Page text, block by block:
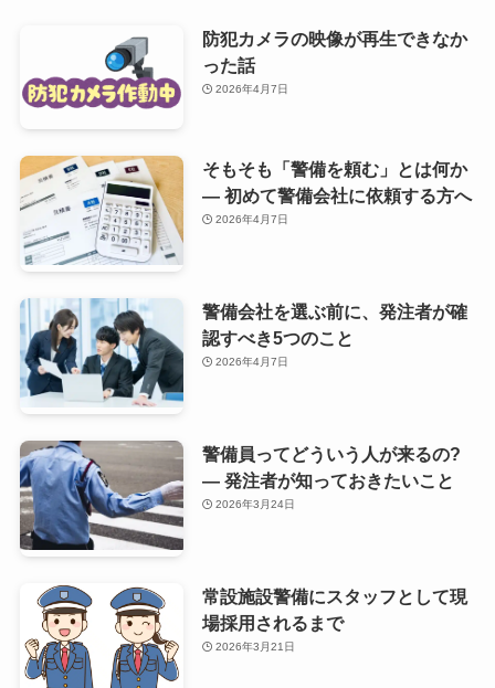
防犯カメラの映像が再生できなか
った話
2026年4月7日
そもそも「警備を頼む」とは何か
— 初めて警備会社に依頼する方へ
2026年4月7日
警備会社を選ぶ前に、発注者が確
認すべき5つのこと
2026年4月7日
警備員ってどういう人が来るの?
— 発注者が知っておきたいこと
2026年3月24日
常設施設警備にスタッフとして現
場採用されるまで
2026年3月21日